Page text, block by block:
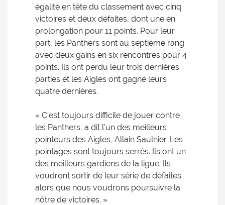
égalité en tête du classement avec cinq
victoires et deux défaites, dont une en
prolongation pour 11 points. Pour leur
part, les Panthers sont au septième rang
avec deux gains en six rencontres pour 4
points. Ils ont perdu leur trois dernières
parties et les Aigles ont gagné leurs
quatre dernières.
« C’est toujours difficile de jouer contre
les Panthers, a dit l’un des meilleurs
pointeurs des Aigles, Allain Saulnier. Les
pointages sont toujours serrés. Ils ont un
des meilleurs gardiens de la ligue. Ils
voudront sortir de leur série de défaites
alors que nous voudrons poursuivre la
nôtre de victoires. »